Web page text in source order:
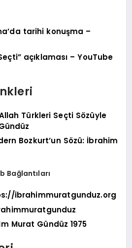
tarihi konuşma –
açıklaması – YouTube
Türkleri Seçti Sözüyle
Bozkurt’un Sözü: İbrahim
Bağlantıları
ibrahimmuratgunduz.org
Murat Gündüz 1975